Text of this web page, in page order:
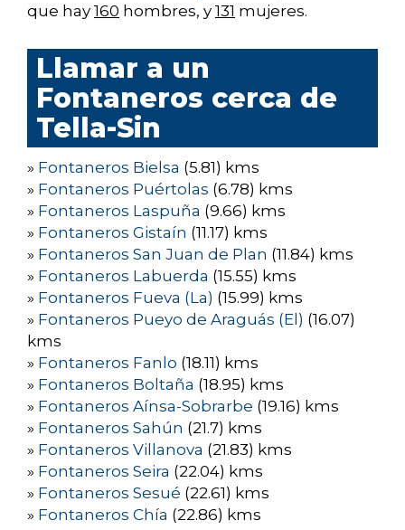
que hay 160 hombres, y 131 mujeres.
Llamar a un
Fontaneros cerca de
Tella-Sin
» Fontaneros Bielsa (5.81) kms
» Fontaneros Puértolas (6.78) kms
» Fontaneros Laspuña (9.66) kms
» Fontaneros Gistaín (11.17) kms
» Fontaneros San Juan de Plan (11.84) kms
» Fontaneros Labuerda (15.55) kms
» Fontaneros Fueva (La) (15.99) kms
» Fontaneros Pueyo de Araguás (El) (16.07)
kms
» Fontaneros Fanlo (18.11) kms
» Fontaneros Boltaña (18.95) kms
» Fontaneros Aínsa-Sobrarbe (19.16) kms
» Fontaneros Sahún (21.7) kms
» Fontaneros Villanova (21.83) kms
» Fontaneros Seira (22.04) kms
» Fontaneros Sesué (22.61) kms
» Fontaneros Chía (22.86) kms